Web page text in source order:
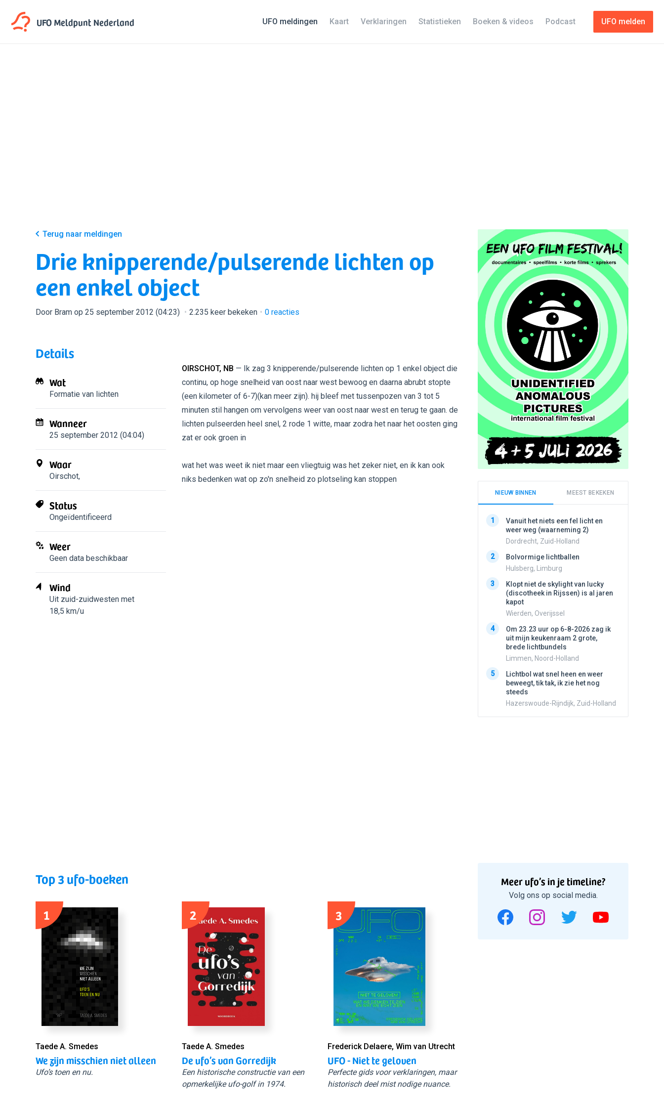
UFO MeldpuntNederland UFO melden
UFO meldingen Kaart Verklaringen Statistieken Boeken & videos Podcast
Terug naar meldingen
Drie knipperende/pulserende lichten op
een enkel object
Door Bram op 25 september 2012 (04:23) 2.235 keer bekeken 0 reacties
Details
Wat
Formatie van lichten
Wanneer
25 september 2012 (04:04)
Waar
Oirschot,
Status
Ongeïdentificeerd
Weer
Geen data beschikbaar
Wind
Uit zuid-zuidwesten met
18,5 km/u
OIRSCHOT, NB — Ik zag 3 knipperende/pulserende lichten op 1 enkel object die
continu, op hoge snelheid van oost naar west bewoog en daarna abrubt stopte
(een kilometer of 6-7)(kan meer zijn). hij bleef met tussenpozen van 3 tot 5
minuten stil hangen om vervolgens weer van oost naar west en terug te gaan. de
lichten pulseerden heel snel, 2 rode 1 witte, maar zodra het naar het oosten ging
zat er ook groen in
wat het was weet ik niet maar een vliegtuig was het zeker niet, en ik kan ook
niks bedenken wat op zo'n snelheid zo plotseling kan stoppen
Top 3 ufo-boeken
1
Taede A. Smedes
We zijn misschien niet alleen
Ufo’s toen en nu.
2
Taede A. Smedes
De ufo’s van Gorredijk
Een historische constructie van een
opmerkelijke ufo-golf in 1974.
3
Frederick Delaere, Wim van Utrecht
UFO - Niet te geloven
Perfecte gids voor verklaringen, maar
historisch deel mist nodige nuance.
NIEUW BINNEN MEEST BEKEKEN
1
Vanuit het niets een fel licht en
weer weg (waarneming 2)
Dordrecht, Zuid-Holland
2
Bolvormige lichtballen
Hulsberg, Limburg
3
Klopt niet de skylight van lucky
(discotheek in Rijssen) is al jaren
kapot
Wierden, Overijssel
4
Om 23.23 uur op 6-8-2026 zag ik
uit mijn keukenraam 2 grote,
brede lichtbundels
Limmen, Noord-Holland
5
Lichtbol wat snel heen en weer
beweegt, tik tak, ik zie het nog
steeds
Hazerswoude-Rijndijk, Zuid-Holland
Meer ufo’s in je timeline?
Volg ons op social media.